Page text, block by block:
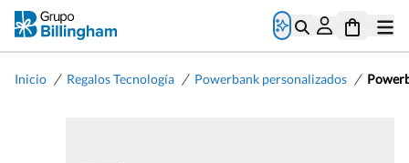
Inicio / Regalos Tecnología / Powerbank personalizados /